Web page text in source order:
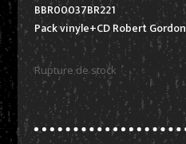
BBR00037BR221
Pack vinyle+CD Robert Gordon
Rupture de stock